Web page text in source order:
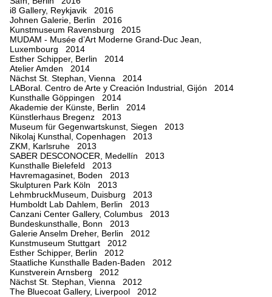
i8 Gallery, Reykjavik 2016
Johnen Galerie, Berlin 2016
Kunstmuseum Ravensburg 2015
MUDAM - Musée d’Art Moderne Grand-Duc Jean,
Luxembourg 2014
Esther Schipper, Berlin 2014
Atelier Amden 2014
Nächst St. Stephan, Vienna 2014
LABoral. Centro de Arte y Creación Industrial, Gijón 2014
Kunsthalle Göppingen 2014
Akademie der Künste, Berlin 2014
Künstlerhaus Bregenz 2013
Museum für Gegenwartskunst, Siegen 2013
Nikolaj Kunsthal, Copenhagen 2013
ZKM, Karlsruhe 2013
SABER DESCONOCER, Medellín 2013
Kunsthalle Bielefeld 2013
Havremagasinet, Boden 2013
Skulpturen Park Köln 2013
LehmbruckMuseum, Duisburg 2013
Humboldt Lab Dahlem, Berlin 2013
Canzani Center Gallery, Columbus 2013
Bundeskunsthalle, Bonn 2013
Galerie Anselm Dreher, Berlin 2012
Kunstmuseum Stuttgart 2012
Esther Schipper, Berlin 2012
Staatliche Kunsthalle Baden-Baden 2012
Kunstverein Arnsberg 2012
Nächst St. Stephan, Vienna 2012
The Bluecoat Gallery, Liverpool 2012